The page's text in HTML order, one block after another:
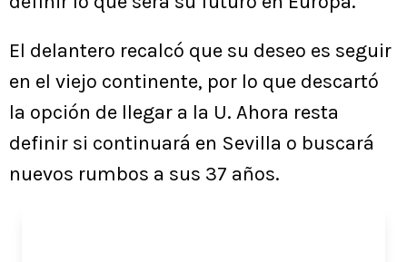
El delantero recalcó que su deseo es seguir
en el viejo continente, por lo que descartó
la opción de llegar a la U. Ahora resta
definir si continuará en Sevilla o buscará
nuevos rumbos a sus 37 años.